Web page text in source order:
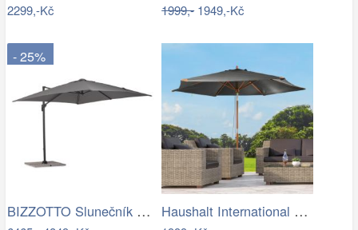
2299,-Kč 1999,-1949,-Kč
- 25%
BIZZOTTO Slunečník SIVIGLIA taupe 3x3m Haushalt International Dřevěný…